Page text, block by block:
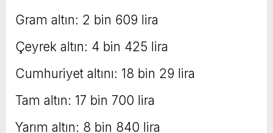
Gram altın: 2 bin 609 lira
Çeyrek altın: 4 bin 425 lira
Cumhuriyet altını: 18 bin 29 lira
Tam altın: 17 bin 700 lira
Yarım altın: 8 bin 840 lira